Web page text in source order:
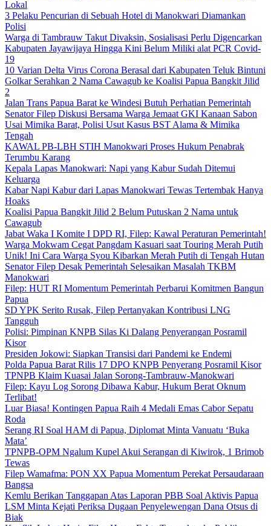
Lokal
3 Pelaku Pencurian di Sebuah Hotel di Manokwari Diamankan
Polisi
Warga di Tambrauw Takut Divaksin, Sosialisasi Perlu Digencarkan
Kabupaten Jayawijaya Hingga Kini Belum Miliki alat PCR Covid-
19
10 Varian Delta Virus Corona Berasal dari Kabupaten Teluk Bintuni
Golkar Serahkan 2 Nama Cawagub ke Koalisi Papua Bangkit Jilid
2
Jalan Trans Papua Barat ke Windesi Butuh Perhatian Pemerintah
Senator Filep Diskusi Bersama Warga Jemaat GKI Kanaan Sabon
Usai Mimika Barat, Polisi Usut Kasus BST Alama & Mimika
Tengah
KAWAL PB-LBH STIH Manokwari Proses Hukum Penabrak
Terumbu Karang
Kepala Lapas Manokwari: Napi yang Kabur Sudah Ditemui
Keluarga
Kabar Napi Kabur dari Lapas Manokwari Tewas Tertembak Hanya
Hoaks
Koalisi Papua Bangkit Jilid 2 Belum Putuskan 2 Nama untuk
Cawagub
Jabat Waka I Komite I DPD RI, Filep: Kawal Peraturan Pemerintah!
Warga Mokwam Cegat Pangdam Kasuari saat Touring Merah Putih
Unik! Ini Cara Warga Syou Kibarkan Merah Putih di Tengah Hutan
Senator Filep Desak Pemerintah Selesaikan Masalah TKBM
Manokwari
Filep: HUT RI Momentum Pemerintah Perbarui Komitmen Bangun
Papua
SD YPK Serito Rusak, Filep Pertanyakan Kontribusi LNG
Tangguh
Polisi: Pimpinan KNPB Silas Ki Dalang Penyerangan Posramil
Kisor
Presiden Jokowi: Siapkan Transisi dari Pandemi ke Endemi
Polda Papua Barat Rilis 17 DPO KNPB Penyerang Posramil Kisor
TPNPB Klaim Kuasai Jalan Sorong-Tambrauw-Manokwari
Filep: Kayu Log Sorong Dibawa Kabur, Hukum Berat Oknum
Terlibat!
Luar Biasa! Kontingen Papua Raih 4 Medali Emas Cabor Sepatu
Roda
Serang RI Soal HAM di Papua, Diplomat Minta Vanuatu ‘Buka
Mata’
TPNPB-OPM Ngalum Kupel Akui Serangan di Kiwirok, 1 Brimob
Tewas
Filep Wamafma: PON XX Papua Momentum Perekat Persaudaraan
Bangsa
Kemlu Berikan Tanggapan Atas Laporan PBB Soal Aktivis Papua
LSM Minta Kejati Periksa Dugaan Penyelewengan Dana Otsus di
Biak